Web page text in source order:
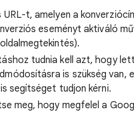
t, amelyen a
eseményt aktiváló
tudnia kell azt, hogy
is szükség
segítséget tudjon kérni.
meg, hogy megfelel a